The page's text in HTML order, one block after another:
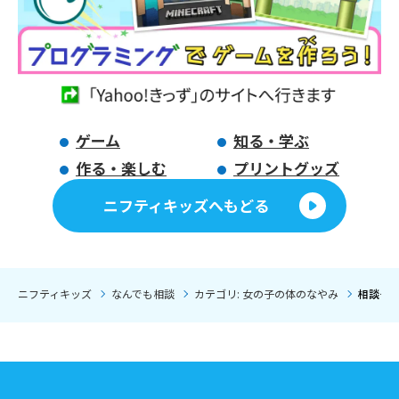
ゲーム
知る・学ぶ
作る・楽しむ
プリントグッズ
ニフティキッズへもどる
ニフティキッズ なんでも相談 カテゴリ: 女の子の体のなやみ 相談タ